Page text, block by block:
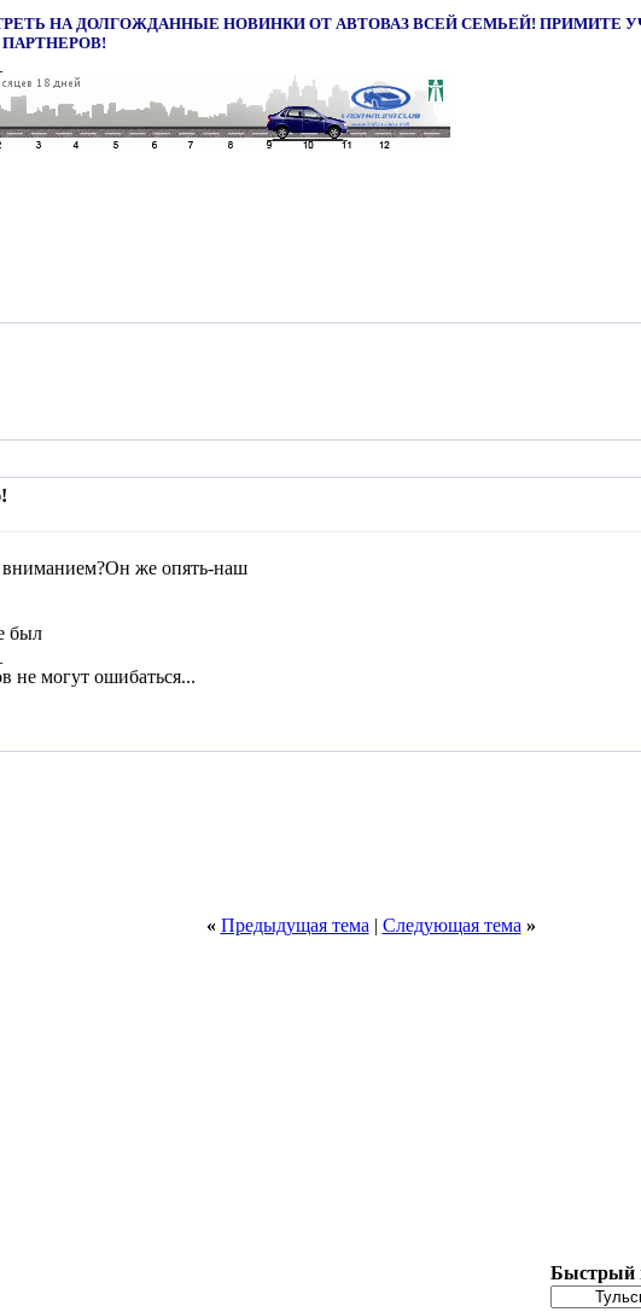
НА ДОЛГОЖДАННЫЕ НОВИНКИ ОТ АВТОВАЗ ВСЕЙ СЕМЬЕЙ! ПРИМИТЕ
же опять-наш
был
не могут ошибаться...
« Предыдущая тема | Следующая тема »
Быстрый